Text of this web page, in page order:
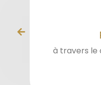
à travers le